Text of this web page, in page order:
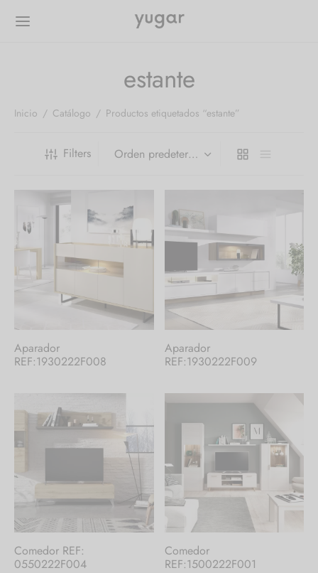
estante
Inicio / Catálogo / Productos etiquetados “estante”
Filters
Aparador
REF:1930222F008
Aparador
REF:1930222F009
Comedor REF:
0550222F004
Comedor
REF:1500222F001